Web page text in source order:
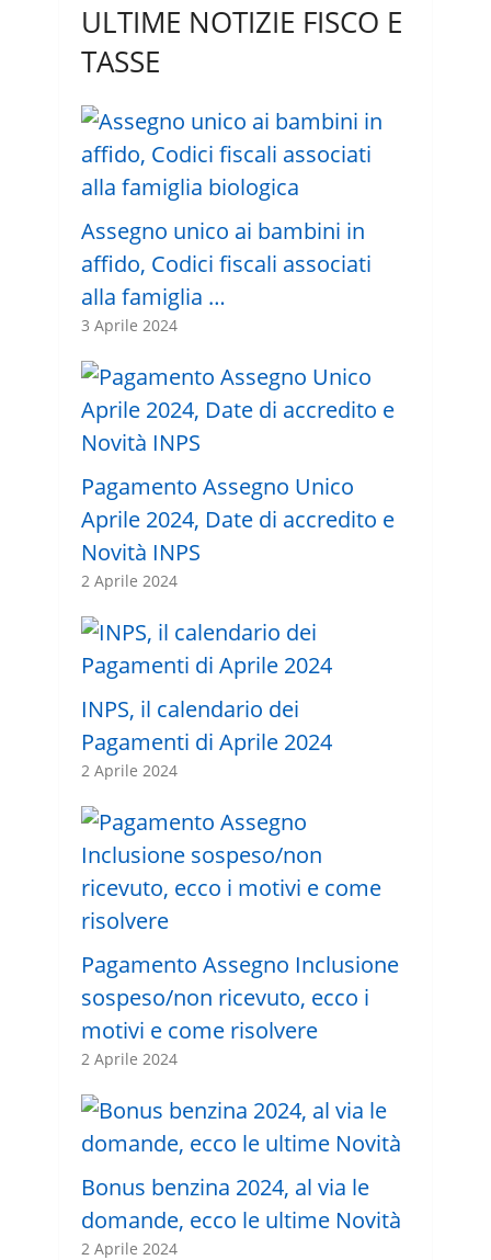
ULTIME NOTIZIE FISCO E
TASSE
Assegno unico ai bambini in
affido, Codici fiscali associati
alla famiglia …
3 Aprile 2024
Pagamento Assegno Unico
Aprile 2024, Date di accredito e
Novità INPS
2 Aprile 2024
INPS, il calendario dei
Pagamenti di Aprile 2024
2 Aprile 2024
Pagamento Assegno Inclusione
sospeso/non ricevuto, ecco i
motivi e come risolvere
2 Aprile 2024
Bonus benzina 2024, al via le
domande, ecco le ultime Novità
2 Aprile 2024